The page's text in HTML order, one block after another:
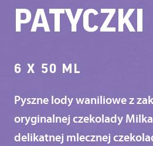
PATYCZKI
6 X 50 ML
Pyszne lody waniliowe z
oryginalnej czekolady
delikatnej mlecznej